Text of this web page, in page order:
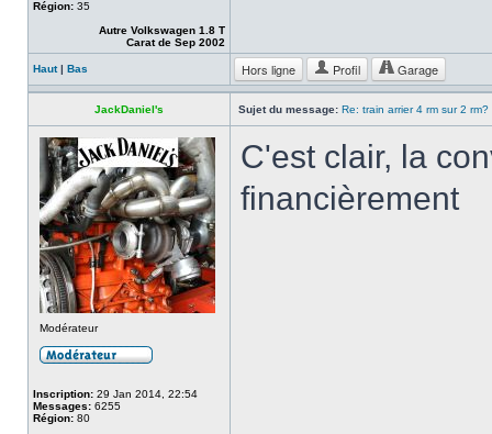
Région: 35
Autre Volkswagen 1.8 T
Carat de Sep 2002
Haut| Bas Hors ligne Profil Garage
JackDaniel's Sujet du message: Re: train arrier 4 rm sur 2 rm?
Modérateur
Inscription: 29 Jan 2014, 22:54
Messages: 6255
Région: 80
C'est clair, la
financièrement